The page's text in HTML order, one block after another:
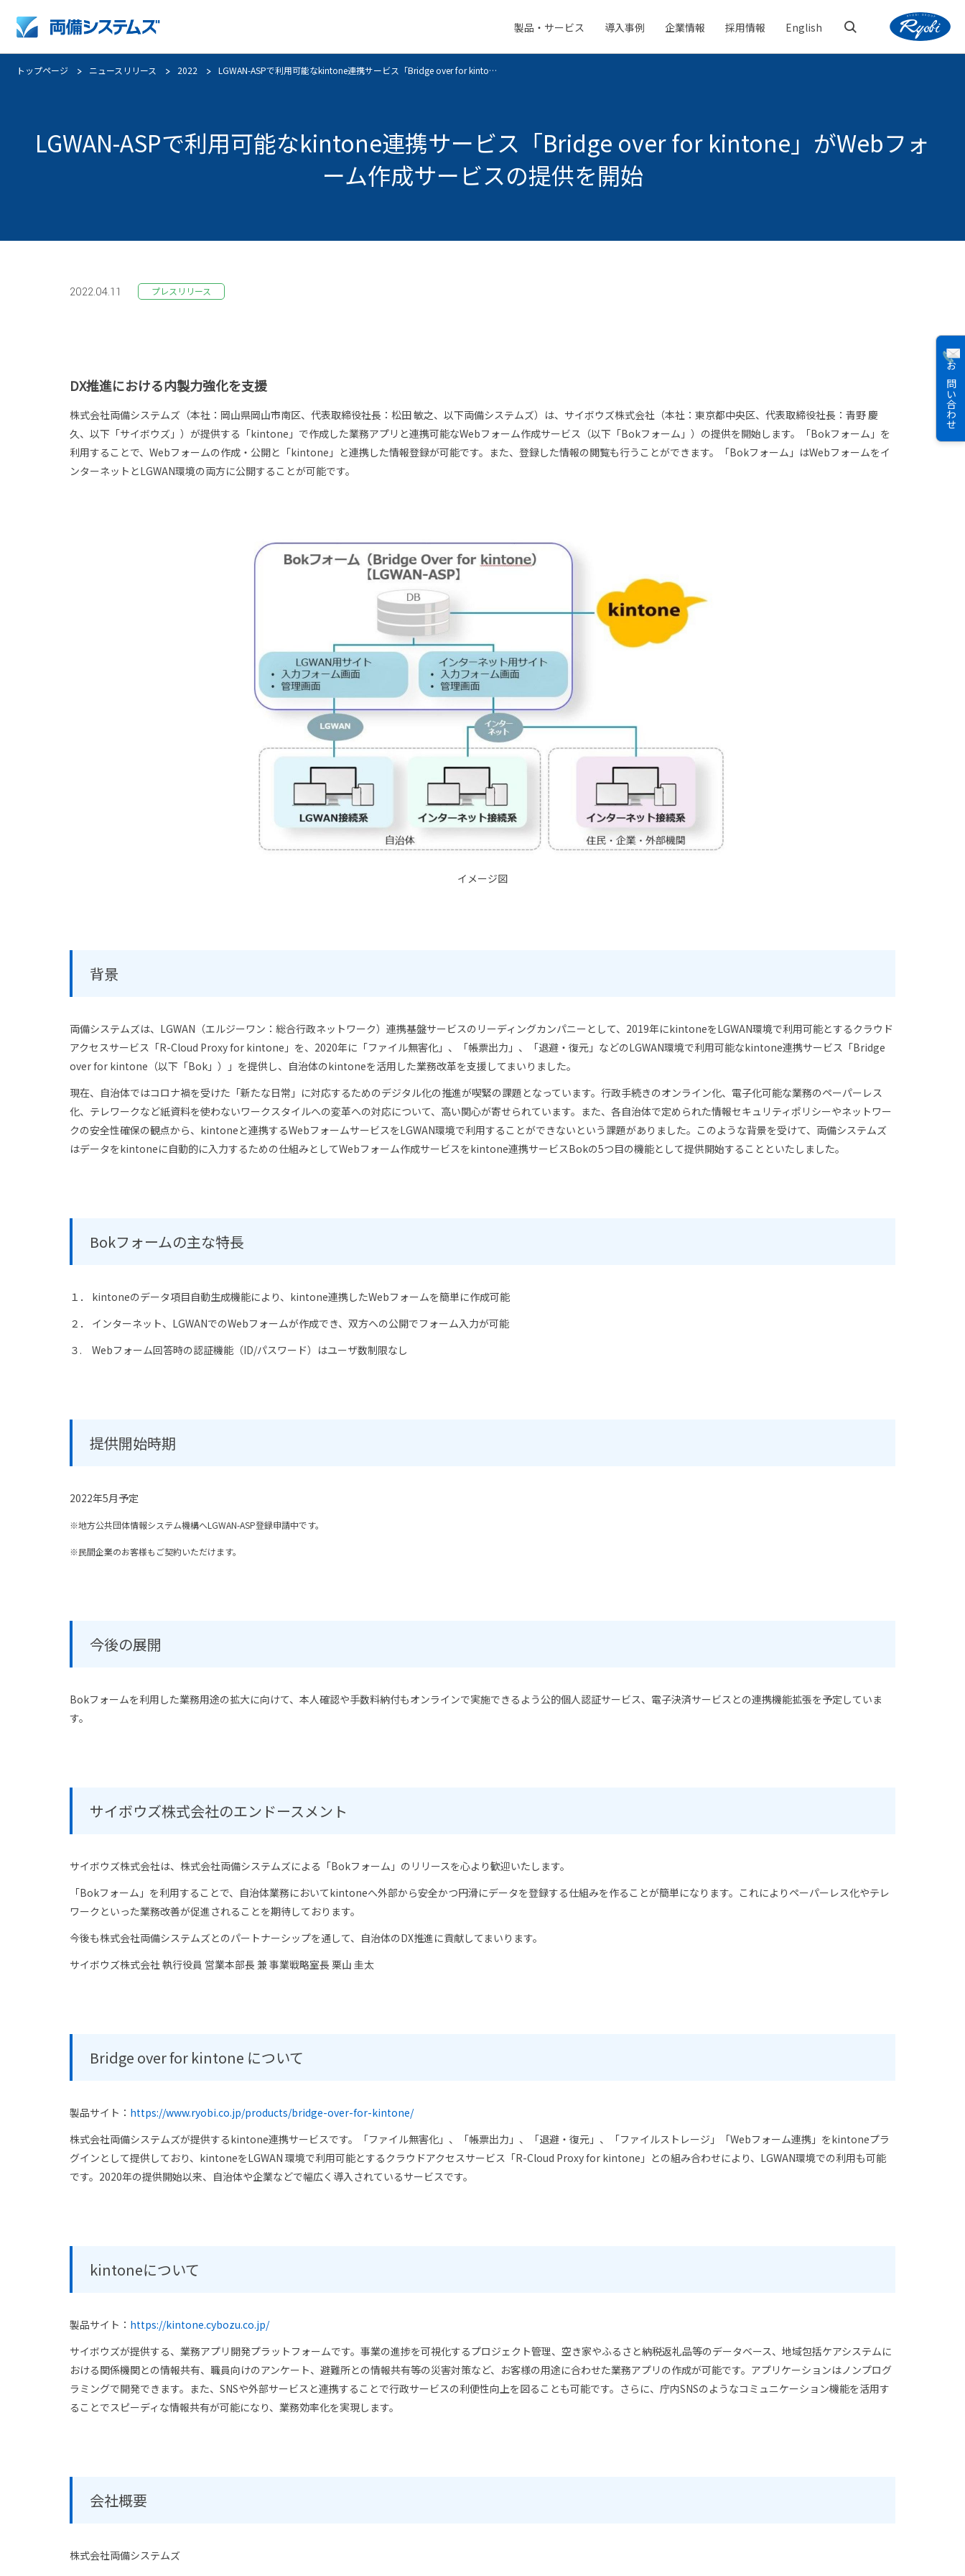
メ
ニ
製品・サービス 導入事例 企業情報
グループ企業 社員の幸せへの取り組み 環境への取り組み
地域スポーツ貢献
採用情報 English
お問い合わせ
トップページ ニュースリリース 2022 LGWAN-ASPで利用可能なkintone連携サービス「Bridge over for kinto…
LGWAN-ASPで利用可能なkintone連携サービス「Bridge over for kintone」がWebフォ
ーム作成サービスの提供を開始
2022.04.11 プレスリリース
DX推進における内製力強化を支援
株式会社両備システムズ（本社：岡山県岡山市南区、代表取締役社長：松田 敏之、以下両備システムズ）は、サイボウズ株式会社（本社：東京都中央区、代表取締役社長：青野 慶
久、以下「サイボウズ」）が提供する「kintone」で作成した業務アプリと連携可能なWebフォーム作成サービス（以下「Bokフォーム」）の提供を開始します。「Bokフォーム」を
利用することで、Webフォームの作成・公開と「kintone」と連携した情報登録が可能です。また、登録した情報の閲覧も行うことができます。「Bokフォーム」はWebフォームをイ
ンターネットとLGWAN環境の両方に公開することが可能です。
イメージ図
背景
両備システムズは、LGWAN（エルジーワン：総合行政ネットワーク）連携基盤サービスのリーディングカンパニーとして、2019年にkintoneをLGWAN環境で利用可能とするクラウド
アクセスサービス「R-Cloud Proxy for kintone」を、2020年に「ファイル無害化」、「帳票出力」、「退避・復元」などのLGWAN環境で利用可能なkintone連携サービス「Bridge
over for kintone（以下「Bok」）」を提供し、自治体のkintoneを活用した業務改革を支援してまいりました。
現在、自治体ではコロナ禍を受けた「新たな日常」に対応するためのデジタル化の推進が喫緊の課題となっています。行政手続きのオンライン化、電子化可能な業務のペーパーレス
化、テレワークなど紙資料を使わないワークスタイルへの変革への対応について、高い関心が寄せられています。また、各自治体で定められた情報セキュリティポリシーやネットワー
クの安全性確保の観点から、kintoneと連携するWebフォームサービスをLGWAN環境で利用することができないという課題がありました。このような背景を受けて、両備システムズ
はデータをkintoneに自動的に入力するための仕組みとしてWebフォーム作成サービスをkintone連携サービスBokの5つ目の機能として提供開始することといたしました。
Bokフォームの主な特長
１． kintoneのデータ項目自動生成機能により、kintone連携したWebフォームを簡単に作成可能
２． インターネット、LGWANでのWebフォームが作成でき、双方への公開でフォーム入力が可能
３. Webフォーム回答時の認証機能（ID/パスワード）はユーザ数制限なし
提供開始時期
2022年5月予定
※地方公共団体情報システム機構へLGWAN-ASP登録申請中です。
※民間企業のお客様もご契約いただけます。
今後の展開
Bokフォームを利用した業務用途の拡大に向けて、本人確認や手数料納付もオンラインで実施できるよう公的個人認証サービス、電子決済サービスとの連携機能拡張を予定していま
す。
サイボウズ株式会社のエンドースメント
サイボウズ株式会社は、株式会社両備システムズによる「Bokフォーム」のリリースを心より歓迎いたします。
「Bokフォーム」を利用することで、自治体業務においてkintoneへ外部から安全かつ円滑にデータを登録する仕組みを作ることが簡単になります。これによりペーパーレス化やテレ
ワークといった業務改善が促進されることを期待しております。
今後も株式会社両備システムズとのパートナーシップを通して、自治体のDX推進に貢献してまいります。
サイボウズ株式会社 執行役員 営業本部長 兼 事業戦略室長 栗山 圭太
Bridge over for kintone について
製品サイト： https://www.ryobi.co.jp/products/bridge-over-for-kintone/
株式会社両備システムズが提供するkintone連携サービスです。「ファイル無害化」、「帳票出力」、「退避・復元」、「ファイルストレージ」「Webフォーム連携」をkintoneプラ
グインとして提供しており、kintoneをLGWAN 環境で利用可能とするクラウドアクセスサービス「R-Cloud Proxy for kintone」との組み合わせにより、LGWAN環境での利用も可能
です。2020年の提供開始以来、自治体や企業などで幅広く導入されているサービスです。
kintoneについて
製品サイト： https://kintone.cybozu.co.jp/
サイボウズが提供する、業務アプリ開発プラットフォームです。事業の進捗を可視化するプロジェクト管理、空き家やふるさと納税返礼品等のデータベース、地域包括ケアシステムに
おける関係機関との情報共有、職員向けのアンケート、避難所との情報共有等の災害対策など、お客様の用途に合わせた業務アプリの作成が可能です。アプリケーションはノンプログ
ラミングで開発できます。また、SNSや外部サービスと連携することで行政サービスの利便性向上を図ることも可能です。さらに、庁内SNSのようなコミュニケーション機能を活用す
ることでスピーディな情報共有が可能になり、業務効率化を実現します。
会社概要
株式会社両備システムズ